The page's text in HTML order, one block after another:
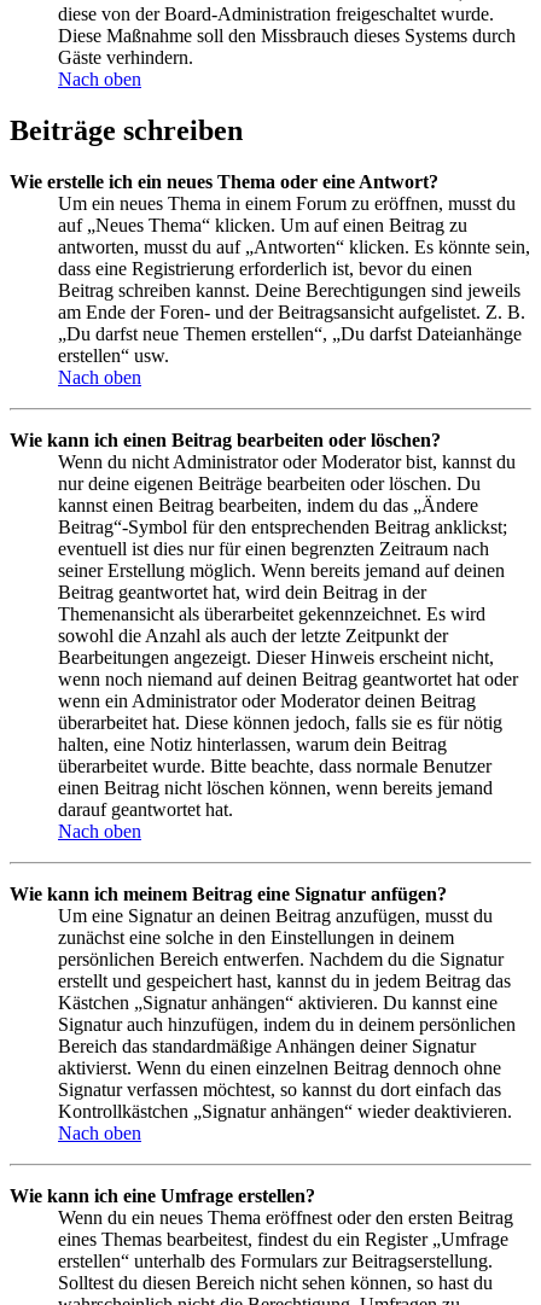
diese von der Board-Administration freigeschaltet wurde.
Diese Maßnahme soll den Missbrauch dieses Systems durch
Gäste verhindern.
Nach oben
Beiträge schreiben
Wie erstelle ich ein neues Thema oder eine Antwort?
Um ein neues Thema in einem Forum zu eröffnen, musst du
auf „Neues Thema“ klicken. Um auf einen Beitrag zu
antworten, musst du auf „Antworten“ klicken. Es könnte sein,
dass eine Registrierung erforderlich ist, bevor du einen
Beitrag schreiben kannst. Deine Berechtigungen sind jeweils
am Ende der Foren- und der Beitragsansicht aufgelistet. Z. B.
„Du darfst neue Themen erstellen“, „Du darfst Dateianhänge
erstellen“ usw.
Nach oben
Wie kann ich einen Beitrag bearbeiten oder löschen?
Wenn du nicht Administrator oder Moderator bist, kannst du
nur deine eigenen Beiträge bearbeiten oder löschen. Du
kannst einen Beitrag bearbeiten, indem du das „Ändere
Beitrag“-Symbol für den entsprechenden Beitrag anklickst;
eventuell ist dies nur für einen begrenzten Zeitraum nach
seiner Erstellung möglich. Wenn bereits jemand auf deinen
Beitrag geantwortet hat, wird dein Beitrag in der
Themenansicht als überarbeitet gekennzeichnet. Es wird
sowohl die Anzahl als auch der letzte Zeitpunkt der
Bearbeitungen angezeigt. Dieser Hinweis erscheint nicht,
wenn noch niemand auf deinen Beitrag geantwortet hat oder
wenn ein Administrator oder Moderator deinen Beitrag
überarbeitet hat. Diese können jedoch, falls sie es für nötig
halten, eine Notiz hinterlassen, warum dein Beitrag
überarbeitet wurde. Bitte beachte, dass normale Benutzer
einen Beitrag nicht löschen können, wenn bereits jemand
darauf geantwortet hat.
Nach oben
Wie kann ich meinem Beitrag eine Signatur anfügen?
Um eine Signatur an deinen Beitrag anzufügen, musst du
zunächst eine solche in den Einstellungen in deinem
persönlichen Bereich entwerfen. Nachdem du die Signatur
erstellt und gespeichert hast, kannst du in jedem Beitrag das
Kästchen „Signatur anhängen“ aktivieren. Du kannst eine
Signatur auch hinzufügen, indem du in deinem persönlichen
Bereich das standardmäßige Anhängen deiner Signatur
aktivierst. Wenn du einen einzelnen Beitrag dennoch ohne
Signatur verfassen möchtest, so kannst du dort einfach das
Kontrollkästchen „Signatur anhängen“ wieder deaktivieren.
Nach oben
Wie kann ich eine Umfrage erstellen?
Wenn du ein neues Thema eröffnest oder den ersten Beitrag
eines Themas bearbeitest, findest du ein Register „Umfrage
erstellen“ unterhalb des Formulars zur Beitragserstellung.
Solltest du diesen Bereich nicht sehen können, so hast du